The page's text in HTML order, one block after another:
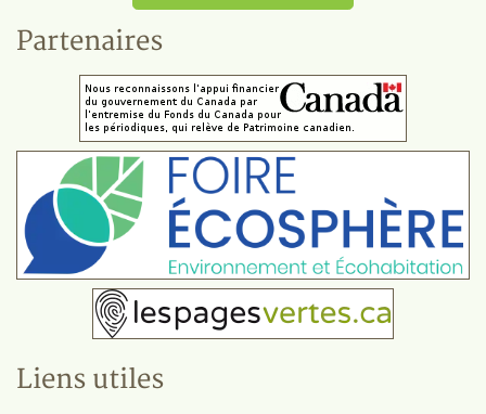
Partenaires
Liens utiles